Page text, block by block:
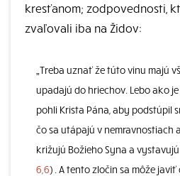
kresťanom; zodpovednosti,
zvaľovali iba na Židov:
„Treba uznať že túto vinu majú
upadajú do hriechov. Lebo ako
pohli Krista Pána, aby podstúpil
čo sa utápajú v nemravnostiach
križujú Božieho Syna a vystavujú
6,6) . A tento zločin sa môže